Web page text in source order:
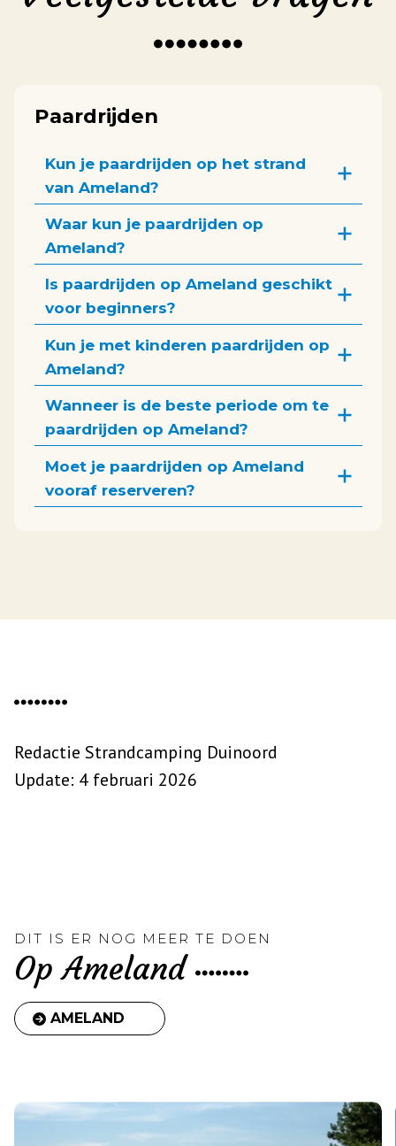
Paardrijden
Kun je paardrijden op het strand
van Ameland?
Waar kun je paardrijden op
Ameland?
Is paardrijden op Ameland geschikt
voor beginners?
Kun je met kinderen paardrijden op
Ameland?
Wanneer is de beste periode om te
paardrijden op Ameland?
Moet je paardrijden op Ameland
vooraf reserveren?
Redactie Strandcamping Duinoord
Update: 4 februari 2026
DIT IS ER NOG MEER TE DOEN
Op Ameland
AMELAND